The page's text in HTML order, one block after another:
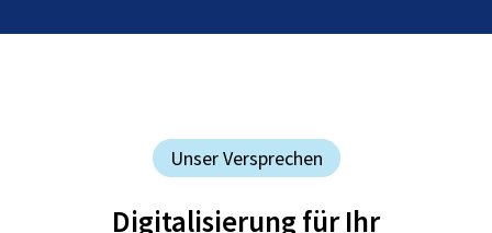
Unser Versprechen
Digitalisierung für Ihr